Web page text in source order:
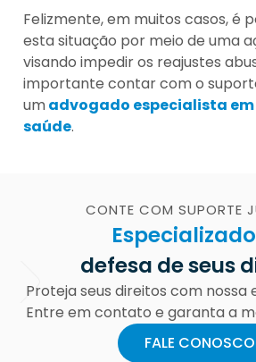
Felizmente, em muitos casos, é
esta situação por meio de uma
visando impedir os reajustes
importante contar com o
umadvogado especialista
saúde.
CONTE COM SUPORTE
defesa de seus
Proteja seus direitos com nossa
Entre em contato e garanta a
FALE CONOSCO